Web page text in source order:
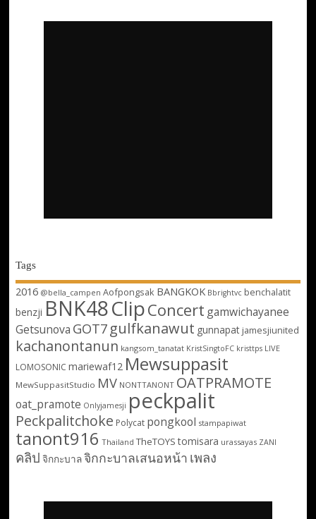
Tags
2016 @bella_campen Aofpongsak BANGKOK Bbrightvc benchalatit
benzji BNK48ClipConcert gamwichayanee
Getsunova GOT7gulfkanawut gunnapat jamesjiunited
kachanontanun kangsom_tanatat KristSingtoFC kristtps LIVE
LOMOSONIC mariewaf12 Mewsuppasit
MewSuppasitStudio MV NONTTANONT OATPRAMOTE
oat_pramote Onlyjamesji peckpalit
Peckpalitchoke Polycat pongkool stampapiwat
tanont916 Thailand TheTOYS tomisara urassayas ZANI
คลิป จิกกะบาลจิกกะบาลเสนอหน้า เพลง